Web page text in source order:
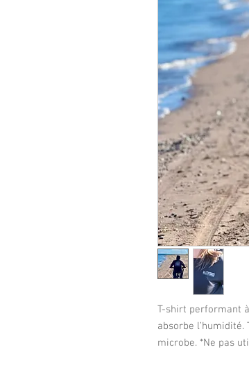
T-shirt performant
absorbe
microbe. *Ne pas